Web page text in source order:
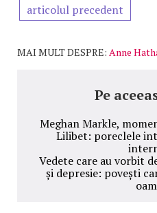
articolul precedent
MAI MULT DESPRE: Anne
Pe
Meghan Markle,
Lilibet: poreclele
Vedete care au vorbit
și depresie: povești